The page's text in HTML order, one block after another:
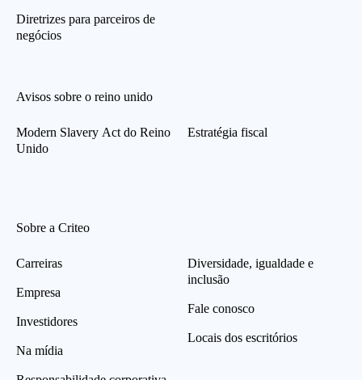
Diretrizes para parceiros de
negócios
Avisos sobre o reino unido
Modern Slavery Act do Reino
Unido
Estratégia fiscal
Sobre a Criteo
Carreiras
Empresa
Investidores
Na mídia
Diversidade, igualdade e
inclusão
Fale conosco
Locais dos escritórios